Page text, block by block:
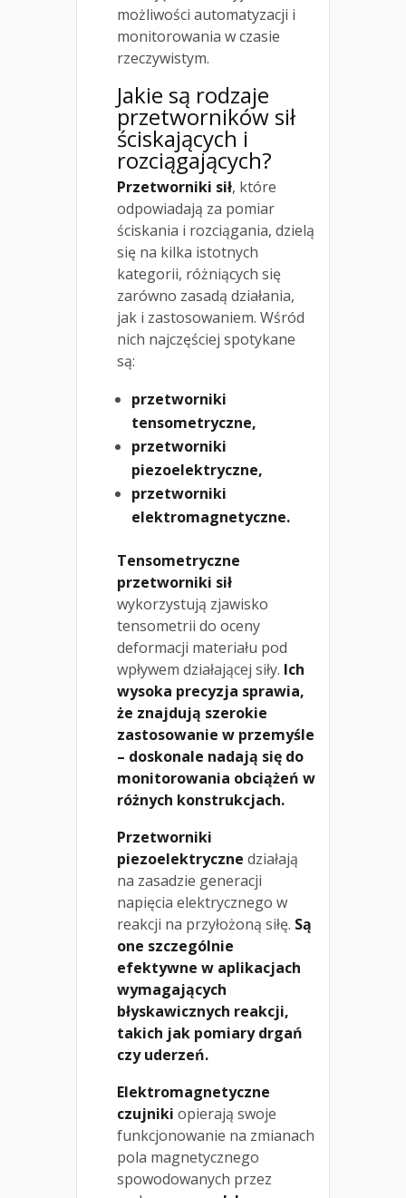
możliwości automatyzacji i
monitorowania w czasie
rzeczywistym.
Jakie są rodzaje
przetworników sił
ściskających i
rozciągających?
Przetworniki sił, które
odpowiadają za pomiar
ściskania i rozciągania, dzielą
się na kilka istotnych
kategorii, różniących się
zarówno zasadą działania,
jak i zastosowaniem. Wśród
nich najczęściej spotykane
są:
przetworniki
tensometryczne,
przetworniki
piezoelektryczne,
przetworniki
elektromagnetyczne.
Tensometryczne
przetworniki sił
wykorzystują zjawisko
tensometrii do oceny
deformacji materiału pod
wpływem działającej siły. Ich
wysoka precyzja sprawia,
że znajdują szerokie
zastosowanie w przemyśle
– doskonale nadają się do
monitorowania obciążeń w
różnych konstrukcjach.
Przetworniki
piezoelektryczne działają
na zasadzie generacji
napięcia elektrycznego w
reakcji na przyłożoną siłę. Są
one szczególnie
efektywne w aplikacjach
wymagających
błyskawicznych reakcji,
takich jak pomiary drgań
czy uderzeń.
Elektromagnetyczne
czujniki opierają swoje
funkcjonowanie na zmianach
pola magnetycznego
spowodowanych przez